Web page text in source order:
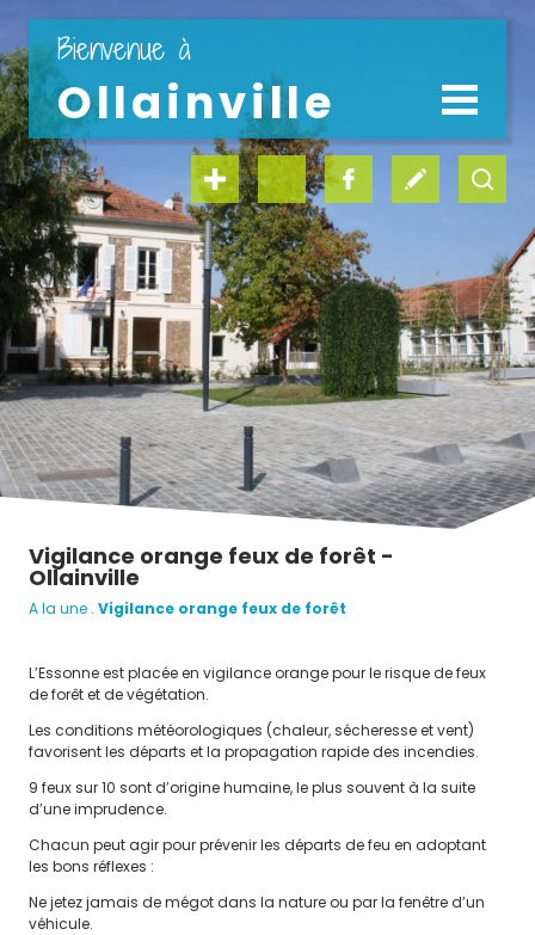
Bienvenue à
Ollainville
LA VILLE LA MAIRIE
Découvrir la ville
Coordonnées et horaires
Le conseil municipal
Les commissions
Tarifs communaux
Expression politique
Les délégations
Offre d’emploi
Les services municipaux
Instances Communales
Appel d’offre
VIVRE ÀOLLAINVILLE
Social
Associations
Environnement
Arbres du Parc Pierre Dodoz
Arbres du Parc de la Butte aux
Vigilance orange feux de forêt -
Ollainville
A la une . Vigilance orange feux de forêt
L’Essonne est placée en vigilance orange pour le risque de feux
de forêt et de végétation.
Les conditions météorologiques (chaleur, sécheresse et vent)
favorisent les départs et la propagation rapide des incendies.
9 feux sur 10 sont d’origine humaine, le plus souvent à la suite
d’une imprudence.
Chacun peut agir pour prévenir les départs de feu en adoptant
les bons réflexes :
Ne jetez jamais de mégot dans la nature ou par la fenêtre d’un
véhicule.
" en 1 clic "
vie scolaire médiathèque
kiosque famille offres d’emploi
plaquette culturelle bulletin municipal
démarches